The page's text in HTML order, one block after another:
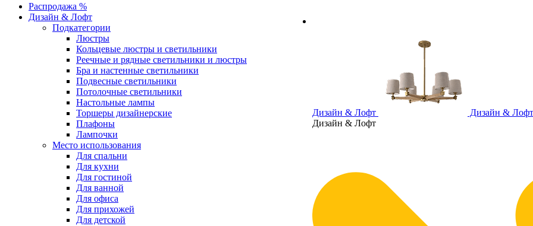
Дизайн & Лофт
Дизайн & Лофт
Дизайн & Лофт
Распродажа %
Дизайн & Лофт
Подкатегории
Люстры
Кольцевые люстры и светильники
Реечные и рядные светильники и люстры
Бра и настенные светильники
Подвесные светильники
Потолочные светильники
Настольные лампы
Торшеры дизайнерские
Плафоны
Лампочки
Место использования
Для спальни
Для кухни
Для гостиной
Для ванной
Для офиса
Для прихожей
Для детской